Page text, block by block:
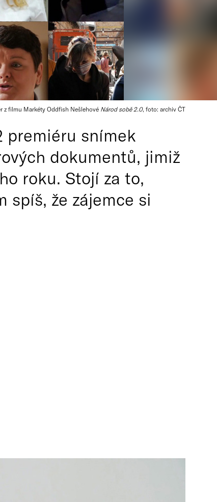
z filmu Markéty Oddfish Nešlehové Národ sobě 2.0, foto: archiv ČT
premiéru snímek
dokumentů, jimiž
roku. Stojí za to,
spíš, že zájemce si